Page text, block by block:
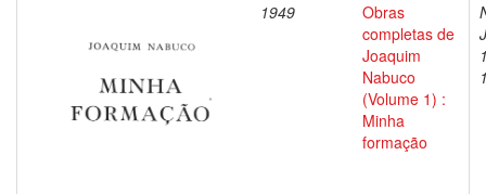
1949
Obras
completas de
Joaquim
Nabuco
(Volume 1) :
Minha
formação